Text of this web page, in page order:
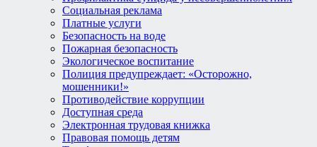
Социальная реклама
Платные услуги
Безопасность на воде
Пожарная безопасность
Экологическое воспитание
Полиция предупреждает: «Осторожно,
мошенники!»
Противодействие коррупции
Доступная среда
Электронная трудовая книжка
Правовая помощь детям